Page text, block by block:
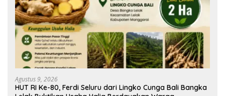
Agustus 9, 2026
HUT RI Ke-80, Ferdi Seluru dari Lingko Cunga Bali Bangka